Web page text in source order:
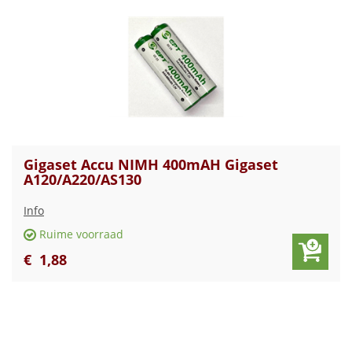
Gigaset Accu NIMH 400mAH Gigaset
A120/A220/AS130
Info
Ruime voorraad
€ 1,88